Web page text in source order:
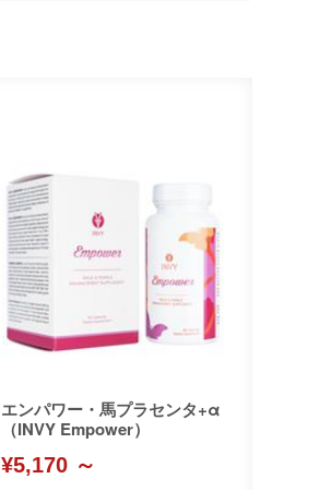
エンパワー・馬プラセンタ+α
（INVY Empower）
¥5,170 ～